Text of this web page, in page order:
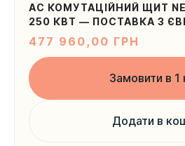
AC КОМУТАЦІЙНИЙ ЩИТ
250 КВТ — ПОСТАВКА З
477 960,00 ГРН
Замовити в 1
Додати в